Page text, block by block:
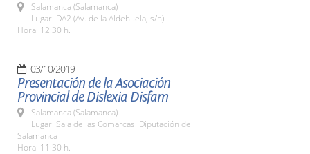
Salamanca (Salamanca)
Lugar: DA2 (Av. de la Aldehuela, s/n)
Hora: 12:30 h.
03/10/2019
Presentación de la Asociación
Provincial de Dislexia Disfam
Salamanca (Salamanca)
Lugar: Sala de las Comarcas. Diputación de
Salamanca
Hora: 11:30 h.